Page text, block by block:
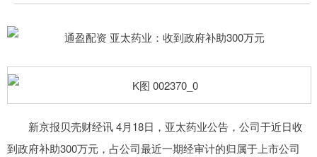
新京报贝壳财经讯 4月18日，亚太药业公告，公司于近日收
到政府补助300万元，占公司最近一期经审计的归属于上市公司